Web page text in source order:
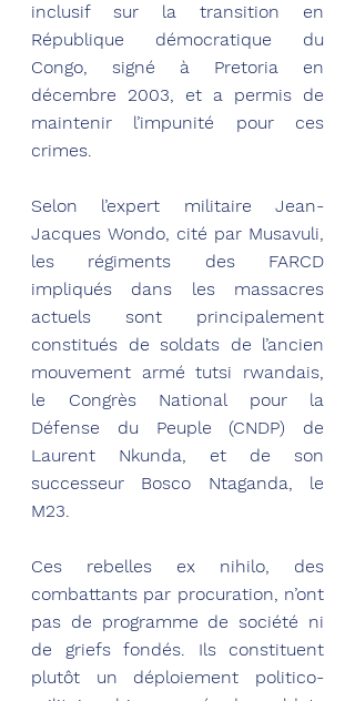
inclusif sur la transition en
République démocratique du
Congo, signé à Pretoria en
décembre 2003, et a permis de
maintenir l’impunité pour ces
crimes.
Selon l’expert militaire Jean-
Jacques Wondo, cité par Musavuli,
les régiments des FARCD
impliqués dans les massacres
actuels sont principalement
constitués de soldats de l’ancien
mouvement armé tutsi rwandais,
le Congrès National pour la
Défense du Peuple (CNDP) de
Laurent Nkunda, et de son
successeur Bosco Ntaganda, le
M23.
Ces rebelles ex nihilo, des
combattants par procuration, n’ont
pas de programme de société ni
de griefs fondés. Ils constituent
plutôt un déploiement politico-